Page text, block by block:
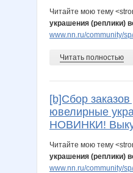
Читайте мою тему
украшения (реплики)
www.nn.ru/community/
Читать полностью
[b]Сбор
ювелирные
НОВИНКИ!
Читайте мою тему
украшения (реплики)
www.nn.ru/community/